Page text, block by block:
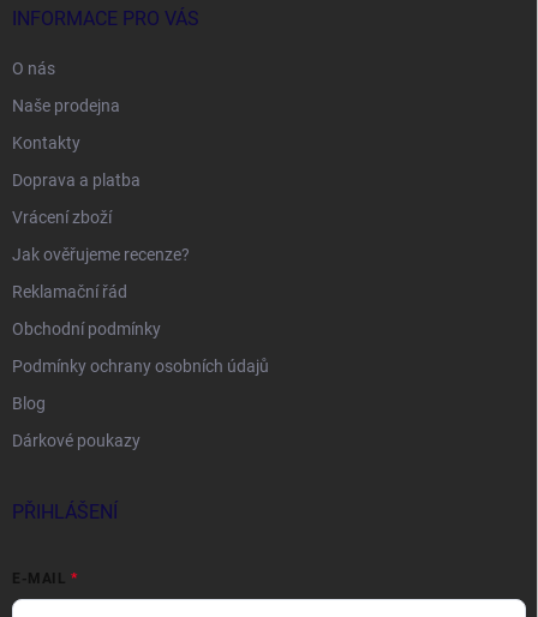
INFORMACE PRO VÁS
O nás
Naše prodejna
Kontakty
Doprava a platba
Vrácení zboží
Jak ověřujeme recenze?
Reklamační řád
Obchodní podmínky
Podmínky ochrany osobních údajů
Blog
Dárkové poukazy
PŘIHLÁŠENÍ
E-MAIL